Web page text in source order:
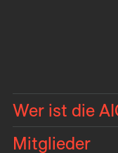
Wer ist die
Mitglieder